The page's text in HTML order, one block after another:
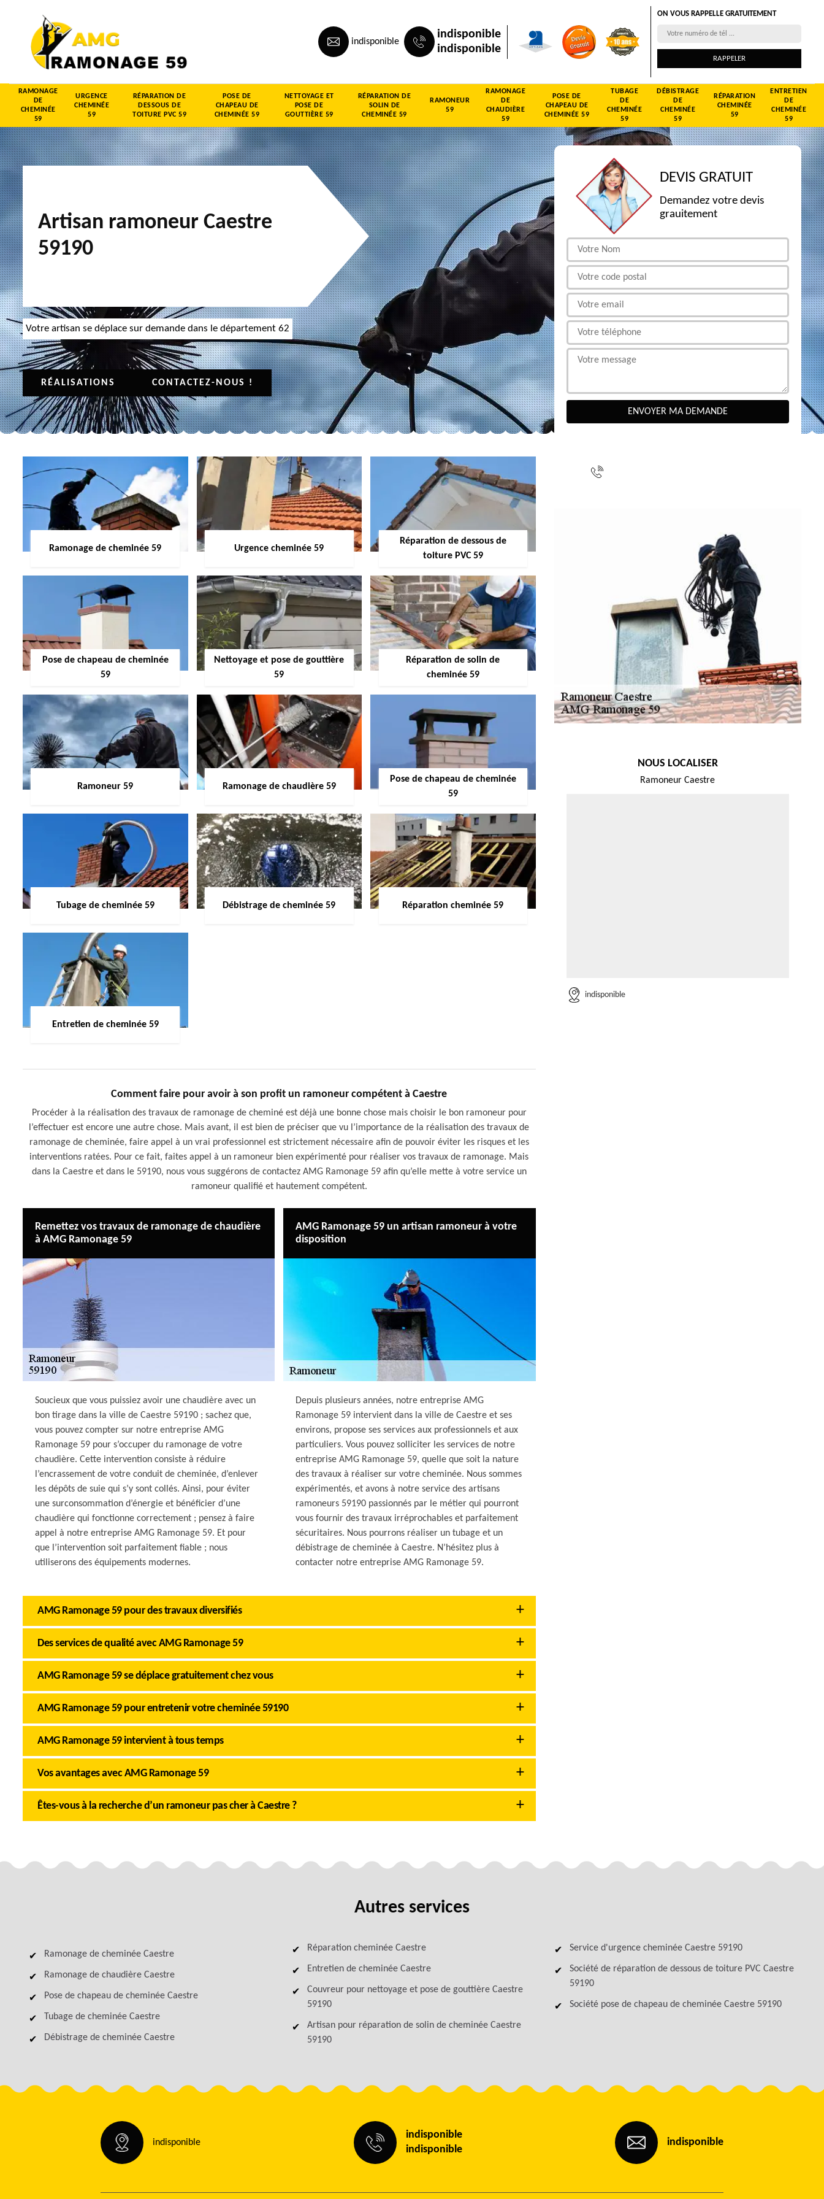
indisponible
indisponible
indisponible
ON VOUS RAPPELLE GRATUITEMENT
RAMONAGE
DE
CHEMINÉE
59
URGENCE
CHEMINÉE
59
RÉPARATION DE
DESSOUS DE
TOITURE PVC 59
POSE DE
CHAPEAU DE
CHEMINÉE 59
NETTOYAGE ET
POSE DE
GOUTTIÈRE 59
RÉPARATION DE
SOLIN DE
CHEMINÉE 59
RAMONEUR
59
RAMONAGE
DE
CHAUDIÈRE
59
POSE DE
CHAPEAU DE
CHEMINÉE 59
TUBAGE
DE
CHEMINÉE
59
DÉBISTRAGE
DE
CHEMINÉE
59
RÉPARATION
CHEMINÉE
59
ENTRETIEN
DE
CHEMINÉE
59
Artisan ramoneur Caestre
59190
Votre artisan se déplace sur demande dans le département 62
RÉALISATIONS CONTACTEZ-NOUS !
Ramonage de cheminée 59 Urgence cheminée 59
Réparation de dessous de
toiture PVC 59
Pose de chapeau de cheminée
59
Nettoyage et pose de gouttière
59
Réparation de solin de
cheminée 59
Ramoneur 59 Ramonage de chaudière 59
Pose de chapeau de cheminée
59
Tubage de cheminée 59 Débistrage de cheminée 59 Réparation cheminée 59
Entretien de cheminée 59
Comment faire pour avoir à son profit un ramoneur compétent à Caestre
Procéder à la réalisation des travaux de ramonage de cheminé est déjà une bonne chose mais choisir le bon ramoneur pour
l’effectuer est encore une autre chose. Mais avant, il est bien de préciser que vu l’importance de la réalisation des travaux de
ramonage de cheminée, faire appel à un vrai professionnel est strictement nécessaire afin de pouvoir éviter les risques et les
interventions ratées. Pour ce fait, faites appel à un ramoneur bien expérimenté pour réaliser vos travaux de ramonage. Mais
dans la Caestre et dans le 59190, nous vous suggérons de contactez AMG Ramonage 59 afin qu’elle mette à votre service un
ramoneur qualifié et hautement compétent.
Remettez vos travaux de ramonage de chaudière
à AMG Ramonage 59
Soucieux que vous puissiez avoir une chaudière avec un
bon tirage dans la ville de Caestre 59190 ; sachez que,
vous pouvez compter sur notre entreprise AMG
Ramonage 59 pour s’occuper du ramonage de votre
chaudière. Cette intervention consiste à réduire
l’encrassement de votre conduit de cheminée, d’enlever
les dépôts de suie qui s’y sont collés. Ainsi, pour éviter
une surconsommation d’énergie et bénéficier d’une
chaudière qui fonctionne correctement ; pensez à faire
appel à notre entreprise AMG Ramonage 59. Et pour
que l’intervention soit parfaitement fiable ; nous
utiliserons des équipements modernes.
AMG Ramonage 59 un artisan ramoneur à votre
disposition
Depuis plusieurs années, notre entreprise AMG
Ramonage 59 intervient dans la ville de Caestre et ses
environs, propose ses services aux professionnels et aux
particuliers. Vous pouvez solliciter les services de notre
entreprise AMG Ramonage 59, quelle que soit la nature
des travaux à réaliser sur votre cheminée. Nous sommes
expérimentés, et avons à notre service des artisans
ramoneurs 59190 passionnés par le métier qui pourront
vous fournir des travaux irréprochables et parfaitement
sécuritaires. Nous pourrons réaliser un tubage et un
débistrage de cheminée à Caestre. N’hésitez plus à
contacter notre entreprise AMG Ramonage 59.
AMG Ramonage 59 pour des travaux diversifiés
Des services de qualité avec AMG Ramonage 59
AMG Ramonage 59 se déplace gratuitement chez vous
AMG Ramonage 59 pour entretenir votre cheminée 59190
AMG Ramonage 59 intervient à tous temps
Vos avantages avec AMG Ramonage 59
Êtes-vous à la recherche d’un ramoneur pas cher à Caestre ?
DEVIS GRATUIT
Demandez votre devis
grauitement
NOUS LOCALISER
Ramoneur Caestre
indisponible
Autres services
Ramonage de cheminée Caestre
Ramonage de chaudière Caestre
Pose de chapeau de cheminée Caestre
Tubage de cheminée Caestre
Débistrage de cheminée Caestre
Réparation cheminée Caestre
Entretien de cheminée Caestre
Couvreur pour nettoyage et pose de gouttière Caestre
59190
Artisan pour réparation de solin de cheminée Caestre
59190
Service d'urgence cheminée Caestre 59190
Société de réparation de dessous de toiture PVC Caestre
59190
Société pose de chapeau de cheminée Caestre 59190
indisponible
indisponible
indisponible
indisponible